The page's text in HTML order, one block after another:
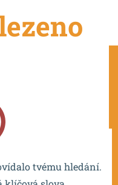
tvému hledání.